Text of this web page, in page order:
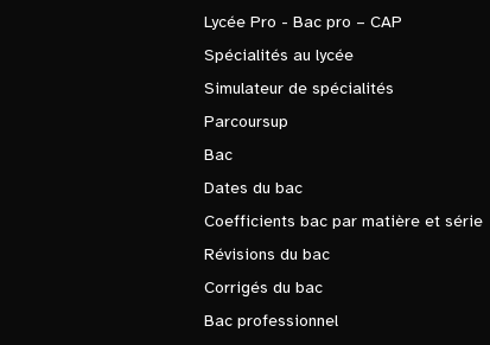
Lycée Pro - Bac pro – CAP
Spécialités au lycée
Simulateur de spécialités
Parcoursup
Bac
Dates du bac
Coefficients bac par matière et série
Révisions du bac
Corrigés du bac
Bac professionnel